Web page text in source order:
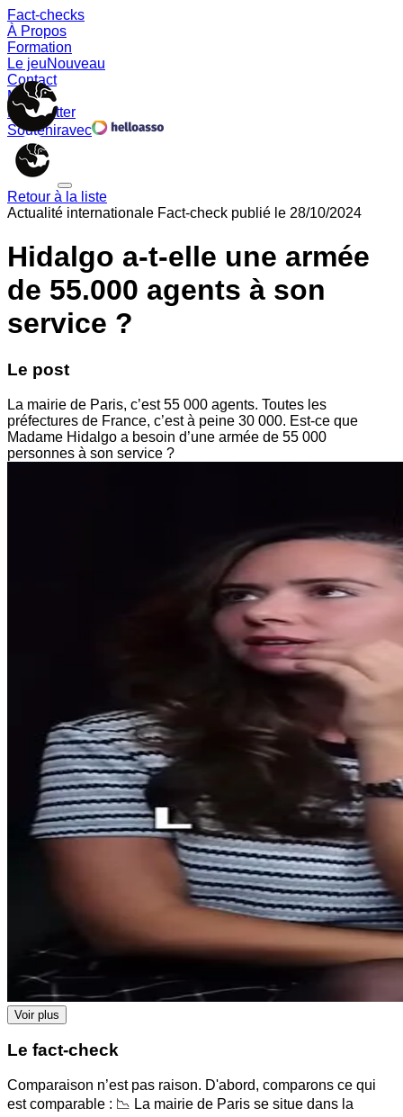
Fact-checks
À Propos
Formation
Le jeuNouveau
Contact
Memes
Newsletter
Souteniravec
Retour à la liste
Actualité internationale Fact-check publié le 28/10/2024
Hidalgo a-t-elle une armée
de 55.000 agents à son
service ?
Le post
La mairie de Paris, c’est 55 000 agents. Toutes les
préfectures de France, c’est à peine 30 000. Est-ce que
Madame Hidalgo a besoin d’une armée de 55 000
personnes à son service ?
Voir plus
Le fact-check
Comparaison n’est pas raison. D'abord, comparons ce qui
est comparable : 📉 La mairie de Paris se situe dans la